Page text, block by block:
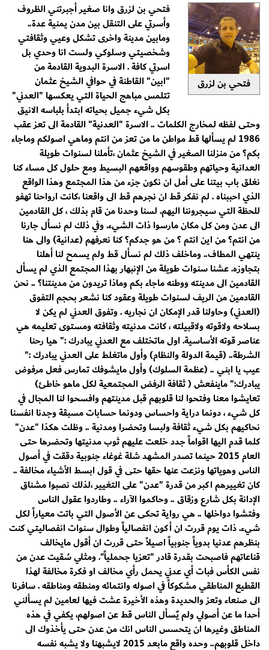
فتحي بن لزرق
فتحي بن لزرق وانا صغير أجبرتني الظروف
وأسرتي على التنقل بين مدن يمنية عدة..
ومابين مدينة واخرى تشكل وعيي وثقافتي
وشخصيتي وسلوكي ولست انا وحدي بل
اسرتي كافة . الاسرة البدوية القادمة من
"ابين" القاطنة في حوافي الشيخ عثمان
تتلمس مباهج الحياة التي يعكسها "العدني"
بكل شيء جميل بحياته ابتدأ بلباسه الانيق
وحتى لفظه لمخارج الكلمات .. الاسرة "العدنية" القادمة الى تعز عقب
1986 لم يسألها قط مواطن ما من تعز من انتم وماهي اصولكم وماجاء
بكم؟ من منزلنا الصغير في الشيخ عثمان ،تأملنا لسنوات طويلة
العدانية وحياتهم وطقوسهم وواقعهم البسيط ومع حلول كل مساء كنا
نغلق باب بيتنا على أمل ان نكون جزء من هذا المجتمع وهذا الواقع
الذي احببناه . لم نفكر قط ان نجرهم قط الى واقعنا ،كانت ارواحنا تهفو
للحظة التي سيجروننا اليهم. لسنا وحدنا من قام بذلك ، كل القادمين
الى عدن ومن كل مكان مارسوا ذات الشيء. وفي ذلك لم نسأل جارنا
من انتم؟ من اين انتم ؟ من هو جدكم؟ كنا نعرفهم (عدانية) والى هنا
ينتهي المطاف.. وماخلف ذلك لم نسأل قط ولم يسمح لنا أهلنا
بتجاوزه. عشنا سنوات طويلة من الإنبهار بهذا المجتمع الذي لم يسأل
القادمين الى مدينته ووطنه ماجاء بكم وماذا تريدون من مدينتنا؟ .. نحن
القادمين من الريف لسنوات طويلة وعقود كنا نشعر بحجم التفوق
(العدني) وحاولنا قدر الإمكان ان نجاريه . وتفوق العدني لم يكن لا
بسلاحه ولاقوته ولاقبيلته ، كانت مدنيته وثقافته ومستوى تعليمه هي
عناصر قوته الأساسية. اول ماتختلف مع العدني يبادرك :" هيا رحنا
الشرطة.. (قيمة الدولة والنظام) وأول ماتغلط على العدني يبادرك :"
عيب يا ابني .. (عظمة السلوك) وأول مايشوفك تمارس فعل مرفوض
يبادرك:" ماينفعش ( ثقافة الرفض المجتمعية لكل ماهو خاطئ)
تعايشوا معنا وفتحوا لنا قلوبهم قبل مدينتهم وافسحوا لنا المجال في
كل شيء ، دونما دراية واحساس ودونما حسابات مسبقة وجدنا انفسنا
نحاكيهم بكل شيء ثقافة ولبسا وتحضرا ومدنية .. وظلت هكذا "عدن"
كلما قدم اليها اقواماً جدد خلعت عليهم ثوب مدنيتها وتحضرها حتى
العام 2015 حينما تصدر المشهد شلة غوغاء جنوبية دققت في أصول
الناس وهوياتها ونزعت عنها حقها حتى في قول ابسط الأشياء مخالفة ..
كان تغييرهم اكبر من قدرة "عدن" على التغيير ،لذلك نصبوا مشناق
الإدانة بكل شارع وزقاق .. وحاكموا الآراء .. وطاردوا عقول الناس
وفتشوا دواخلها .. هي رواية تحكى عن الأصول التي باتت معياراً لكل
شيء. ذات يوم قررت ان أكون انفصالياً وطوال سنوات انفصاليتي كنت
بنظرهم عدنيا بدوياً جنوبياً اصيلاً حتى قررت ان أقول مايخالف
قناعاتهم فاصبحت بقدرة قادر "تعزيا جحملياً". ومثلي سُقيت عدن من
نفس الكأس فبات أي عدني يحمل رأي مخالف او فكرة مخالفة لهذا
القطيع المناطقي مشكوكاً في اصوله وانتمائه ومنطقه ومناطقه . سافرنا
الى صنعاء وتعز والحديدة وهذه الأخيرة عشت فيها لعامين لم يسألني
أحدا ما عن أصولي ولم يٌسأل الناس قط عن اصولهم، يكفي في هذه
المناطق وغيرها ان يتحسس الناس انك من عدن حتى يأخذوك الى
داخل قلوبهم.. وحده واقع مابعد 2015 لايشبهنا ولا يشبه نفسه